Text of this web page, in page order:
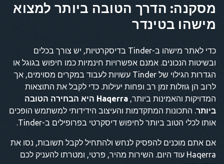
מסקנה: הדרך הטובה ביותר למצוא
מישהו בטינדר
כדי לאתר מישהו ב-Tinder בדיסקרטיות, יש צורך בכלים
ובשיטות הנכונים. אמנם אפשרויות חינמיות כמו חיפוש בגוגל או
הגדרות הגילוי של Tinder עשויות לעבוד במקרים מסוימים, אך
לרוב הן גוזלות זמן רב ופחות יעילות. כדי לקבל את התוצאות
המדויקות והאמינות ביותר,
Haqerra היא הבחירה הטובה
ביותר. התכונות המתקדמות והעיצוב הידידותי למשתמש הופכים
אותו לכלי הטוב ביותר לחיפוש דיסקרטי בפרופילים ב-Tinder.
אם אתם מוכנים להפסיק לנחש ולהתחיל לקבל תשובות, נסו את
Haqerra עוד היום. השירות מהיר, פרטי, ומטרתו להעניק לכם